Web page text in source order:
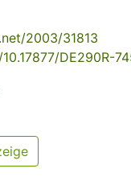
2003/31813
DE290R-